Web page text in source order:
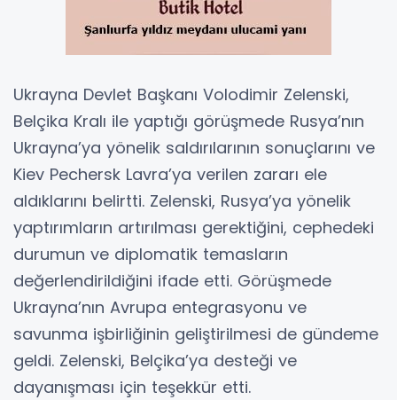
Ukrayna Devlet Başkanı Volodimir Zelenski,
Belçika Kralı ile yaptığı görüşmede Rusya’nın
Ukrayna’ya yönelik saldırılarının sonuçlarını ve
Kiev Pechersk Lavra’ya verilen zararı ele
aldıklarını belirtti. Zelenski, Rusya’ya yönelik
yaptırımların artırılması gerektiğini, cephedeki
durumun ve diplomatik temasların
değerlendirildiğini ifade etti. Görüşmede
Ukrayna’nın Avrupa entegrasyonu ve
savunma işbirliğinin geliştirilmesi de gündeme
geldi. Zelenski, Belçika’ya desteği ve
dayanışması için teşekkür etti.